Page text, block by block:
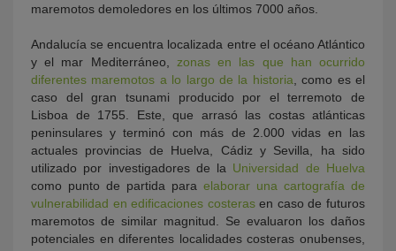
maremotos demoledores en los últimos 7000 años.
Andalucía se encuentra localizada entre el océano Atlántico
y el mar Mediterráneo, zonas en las que han ocurrido
diferentes maremotos a lo largo de la historia, como es el
caso del gran tsunami producido por el terremoto de
Lisboa de 1755. Este, que arrasó las costas atlánticas
peninsulares y terminó con más de 2.000 vidas en las
actuales provincias de Huelva, Cádiz y Sevilla, ha sido
utilizado por investigadores de la Universidad de Huelva
como punto de partida para elaborar una cartografía de
vulnerabilidad en edificaciones costerasen caso de futuros
maremotos de similar magnitud. Se evaluaron los daños
potenciales en diferentes localidades costeras onubenses,